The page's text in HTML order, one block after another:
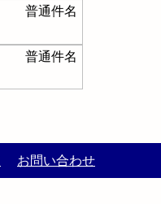
普通件名
普通件名
お問い合わせ